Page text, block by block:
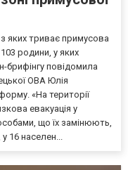
яких триває примусова
родини, у яких
брифінгу повідомила
ОВА Юлія
«На території
евакуація у
що їх замінюють,
16 населен...